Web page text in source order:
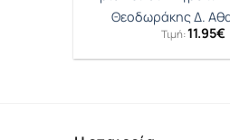
Θεοδωράκης Δ.
Τιμή:11.95€